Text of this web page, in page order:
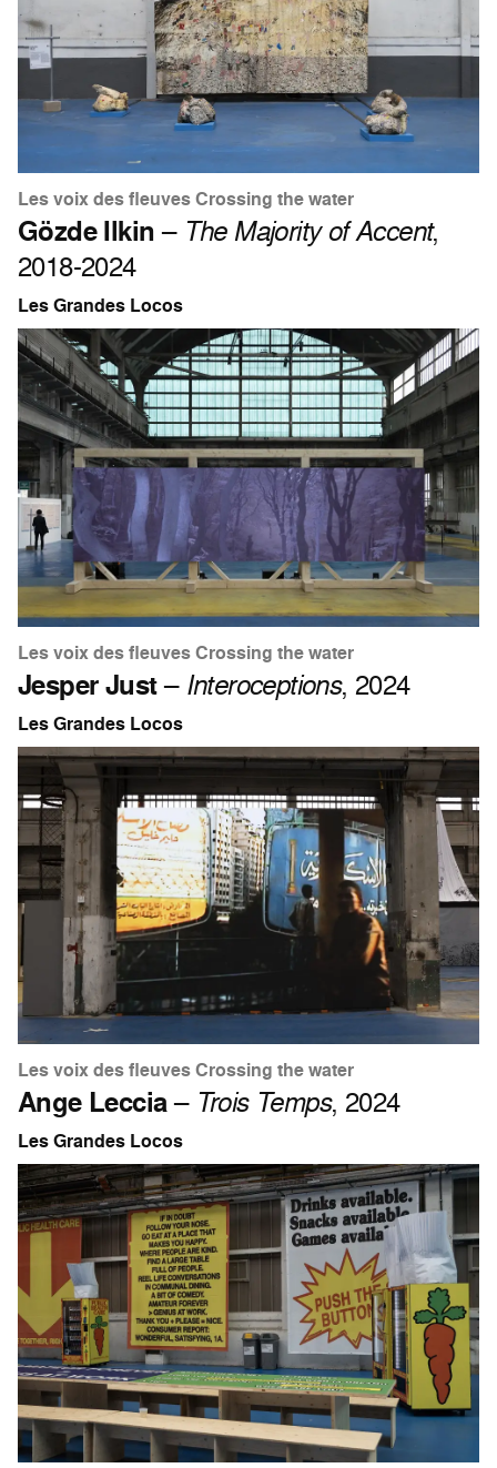
Les voix des fleuves Crossing the water
Gözde Ilkin– The Majority of Accent,
2018-2024
Les Grandes Locos
Les voix des fleuves Crossing the water
Jesper Just– Interoceptions, 2024
Les Grandes Locos
Les voix des fleuves Crossing the water
Ange Leccia– Trois Temps, 2024
Les Grandes Locos